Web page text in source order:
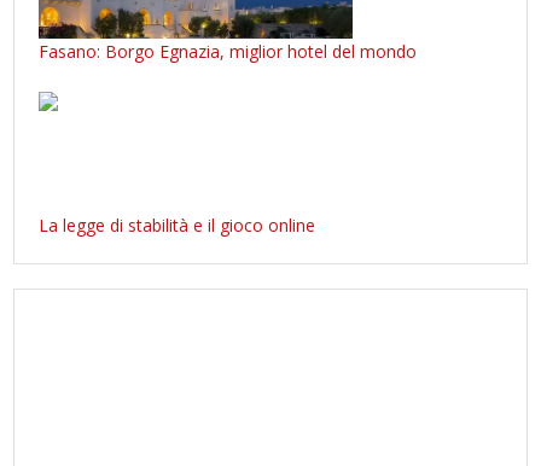
Fasano: Borgo Egnazia, miglior hotel del mondo
La legge di stabilità e il gioco online